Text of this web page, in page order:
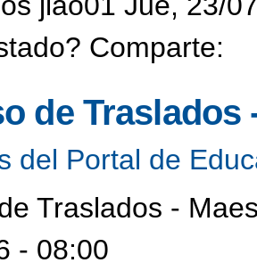
Comparte:
de Traslados
del Portal de
Traslados -
- 08:00